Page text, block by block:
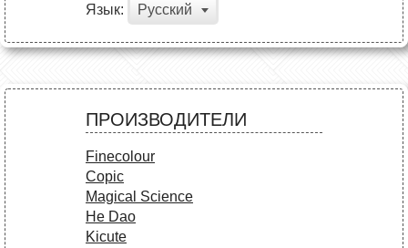
Язык: Русский
ПРОИЗВОДИТЕЛИ
Finecolour
Copic
Magical Science
He Dao
Kicute